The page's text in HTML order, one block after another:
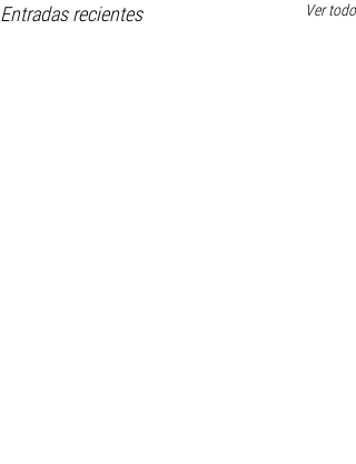
Entradas recientes Ver todo